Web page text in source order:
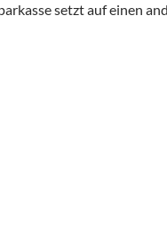
setzt auf einen
auf Zinsstabilität